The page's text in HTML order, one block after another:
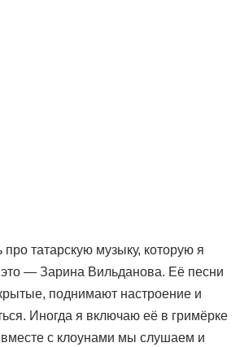
про татарскую музыку, которую я
— Зарина Вильданова. Её песни
поднимают настроение и
Иногда я включаю её в гримёрке
с клоунами мы слушаем и